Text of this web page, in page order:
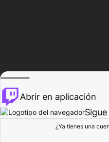
Explorar
Abrir en aplicación
¿Ya tienes una